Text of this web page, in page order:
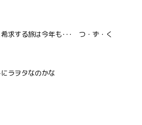
求する旅は今年も･･･ つ・ず・く
ラヲタなのかな